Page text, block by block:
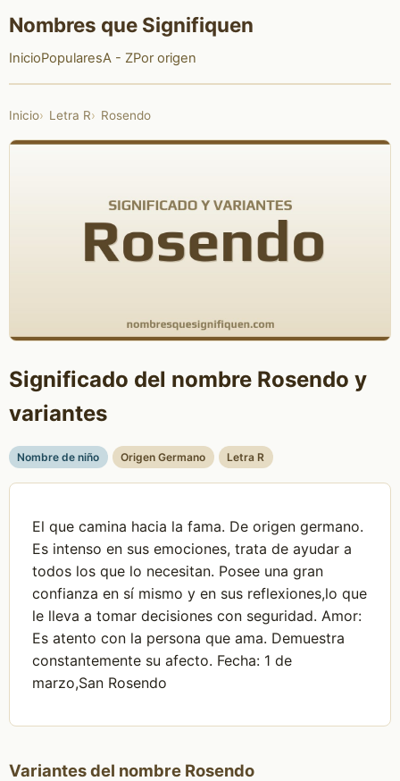
Nombres que Signifiquen
InicioPopularesA - ZPor origen
Inicio Letra R Rosendo
Significado del nombre Rosendo y
variantes
Nombre de niño Origen Germano Letra R
El que camina hacia la fama. De origen germano.
Es intenso en sus emociones, trata de ayudar a
todos los que lo necesitan. Posee una gran
confianza en sí mismo y en sus reflexiones,lo que
le lleva a tomar decisiones con seguridad. Amor:
Es atento con la persona que ama. Demuestra
constantemente su afecto. Fecha: 1 de
marzo,San Rosendo
Variantes del nombre Rosendo